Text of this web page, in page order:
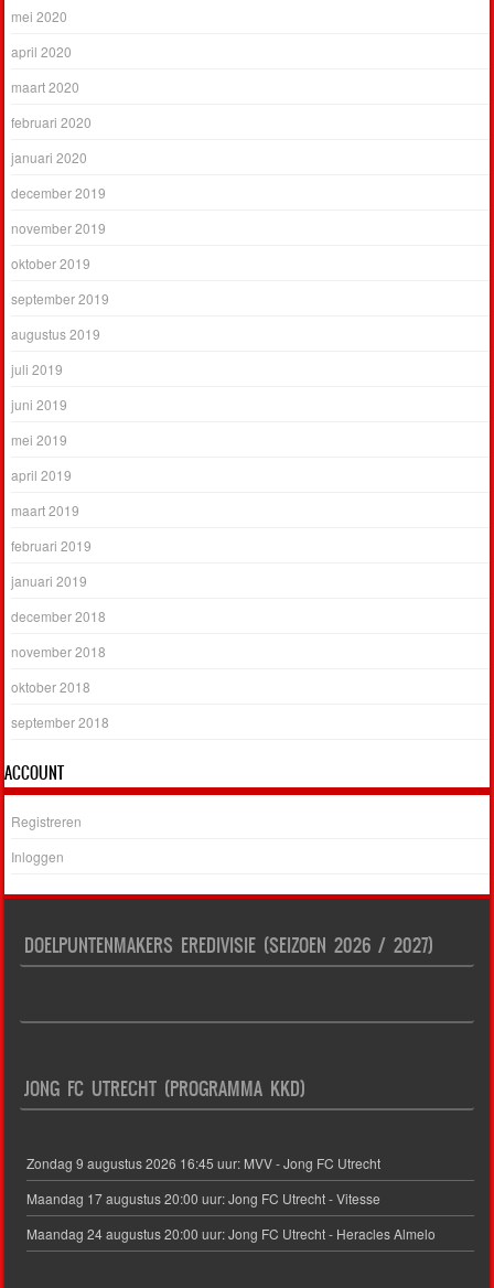
mei 2020
april 2020
maart 2020
februari 2020
januari 2020
december 2019
november 2019
oktober 2019
september 2019
augustus 2019
juli 2019
juni 2019
mei 2019
april 2019
maart 2019
februari 2019
januari 2019
december 2018
november 2018
oktober 2018
september 2018
ACCOUNT
Registreren
Inloggen
DOELPUNTENMAKERS EREDIVISIE (SEIZOEN 2026 / 2027)
JONG FC UTRECHT (PROGRAMMA KKD)
Zondag 9 augustus 2026 16:45 uur: MVV - Jong FC Utrecht
Maandag 17 augustus 20:00 uur: Jong FC Utrecht - Vitesse
Maandag 24 augustus 20:00 uur: Jong FC Utrecht - Heracles Almelo